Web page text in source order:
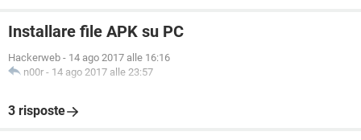
Installare file APK su PC
Hackerweb - 14 ago 2017 alle 16:16
n00r - 14 ago 2017 alle 23:57
3 risposte